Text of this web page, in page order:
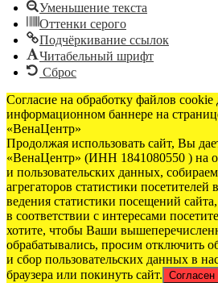
Уменьшение текста
Оттенки серого
Подчёркивание ссылок
Читабельный шрифт
Сброс
Согласие на обработку файлов cookie
информационном баннере на
«ВенаЦентр»
Продолжая использовать сайт, Вы
«ВенаЦентр» (ИНН 1841080550 ) на
и пользовательских данных,
агрегаторов статистики посетителей
ведения статистики посещений
в соответствии с интересами
хотите, чтобы Ваши
обрабатывались, просим отключить
и сбор пользовательских данных в
браузера или покинуть сайт. Согласен